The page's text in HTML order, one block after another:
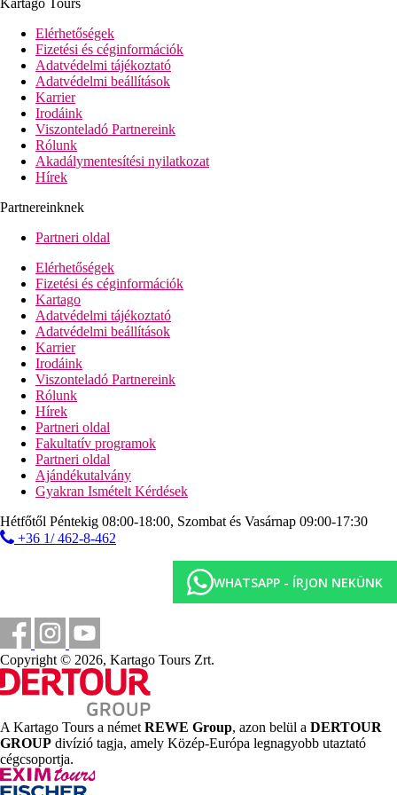
medence (napágyak és napernyők ingyenesen)
Tengerpart
homokos/kavicsos strand (egy helyi úton át közelíthető
meg)
napágyak és napernyők térítés ellenében, törölközők
ingyenesen
Sport és szórakozás ingyenesen
fitneszterem
asztalitenisz
Sport és szórakozás térítés ellenében
biliárd
Ellátás
All Inclusive: minden étkezés büférendszerben, helyi
alkoholos és alkoholmente sitalok 09:00 és 23:00 óra
között. Az All Inclusive szállodák szolgáltatásai bizonyos
részletekben szállodánként eltérhetnek.
Szálláshely besorolás
Az adott ország hivatalos besorolása: 4*.
Fontos foglalási információ
A szálloda 16 éven aluli vendégeket nem fogad!
Távolságok
1,5 km
Városközpont
70 m
Távolság a tengerparttól
Távolság a legközelebbi repülőtértől
Strand
Tengerparti nyaralás
Képgaléria
Kartago Tours
Elérhetőségek
Fizetési és céginformációk
Adatvédelmi tájékoztató
Adatvédelmi beállítások
Karrier
Irodáink
Viszonteladó Partnereink
Rólunk
Akadálymentesítési nyilatkozat
Hírek
Partnereinknek
Partneri oldal
Elérhetőségek
Fizetési és céginformációk
Kartago
Adatvédelmi tájékoztató
Adatvédelmi beállítások
Karrier
Irodáink
Viszonteladó Partnereink
Rólunk
Hírek
Partneri oldal
Fakultatív programok
Partneri oldal
Ajándékutalvány
Gyakran Ismételt Kérdések
Hétfőtől Péntekig 08:00-18:00, Szombat és Vasárnap 09:00-17:30
+36 1/ 462-8-462
WHATSAPP - ÍRJON NEKÜNK
Copyright © 2026, Kartago Tours Zrt.
A Kartago Tours a német REWE Group, azon belül a DERTOUR
GROUP divízió tagja, amely Közép-Európa legnagyobb utaztató
cégcsoportja.